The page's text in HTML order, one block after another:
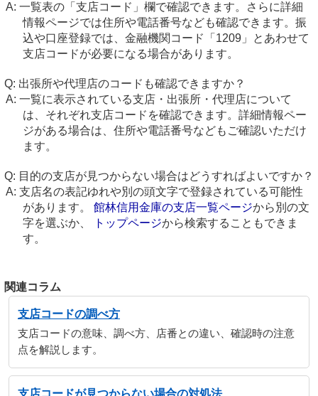
一覧表の「支店コード」欄で確認できます。さらに詳細
情報ページでは住所や電話番号なども確認できます。振
込や口座登録では、金融機関コード「1209」とあわせて
支店コードが必要になる場合があります。
出張所や代理店のコードも確認できますか？
一覧に表示されている支店・出張所・代理店について
は、それぞれ支店コードを確認できます。詳細情報ペー
ジがある場合は、住所や電話番号などもご確認いただけ
ます。
目的の支店が見つからない場合はどうすればよいですか？
支店名の表記ゆれや別の頭文字で登録されている可能性
があります。 館林信用金庫の支店一覧ページから別の文
字を選ぶか、
トップページから検索することもできま
す。
関連コラム
支店コードの調べ方
支店コードの意味、調べ方、店番との違い、確認時の注意
点を解説します。
支店コードが見つからない場合の対処法